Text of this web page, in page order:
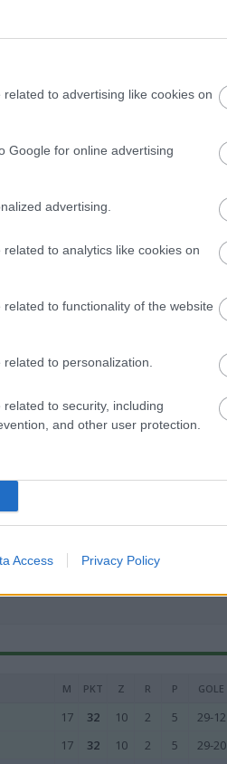
to advertising like cookies on
Google for online advertising
advertising.
to analytics like cookies on
to functionality of the website
to personalization.
to security, including
and other user protection.
Access Privacy Policy
17 43 14 1 2 45-15
17 37 11 4 2 35-19
17 30 27-26
29 8 20-14
17 26 8 2 24-24
28-31
17 24 7 3 23-23
17 20 6 2 9 20-29
17 15 6
M PKT Z R P GOLE
17 32 10 2 5 29-12
17 32 10 2 5 29-20